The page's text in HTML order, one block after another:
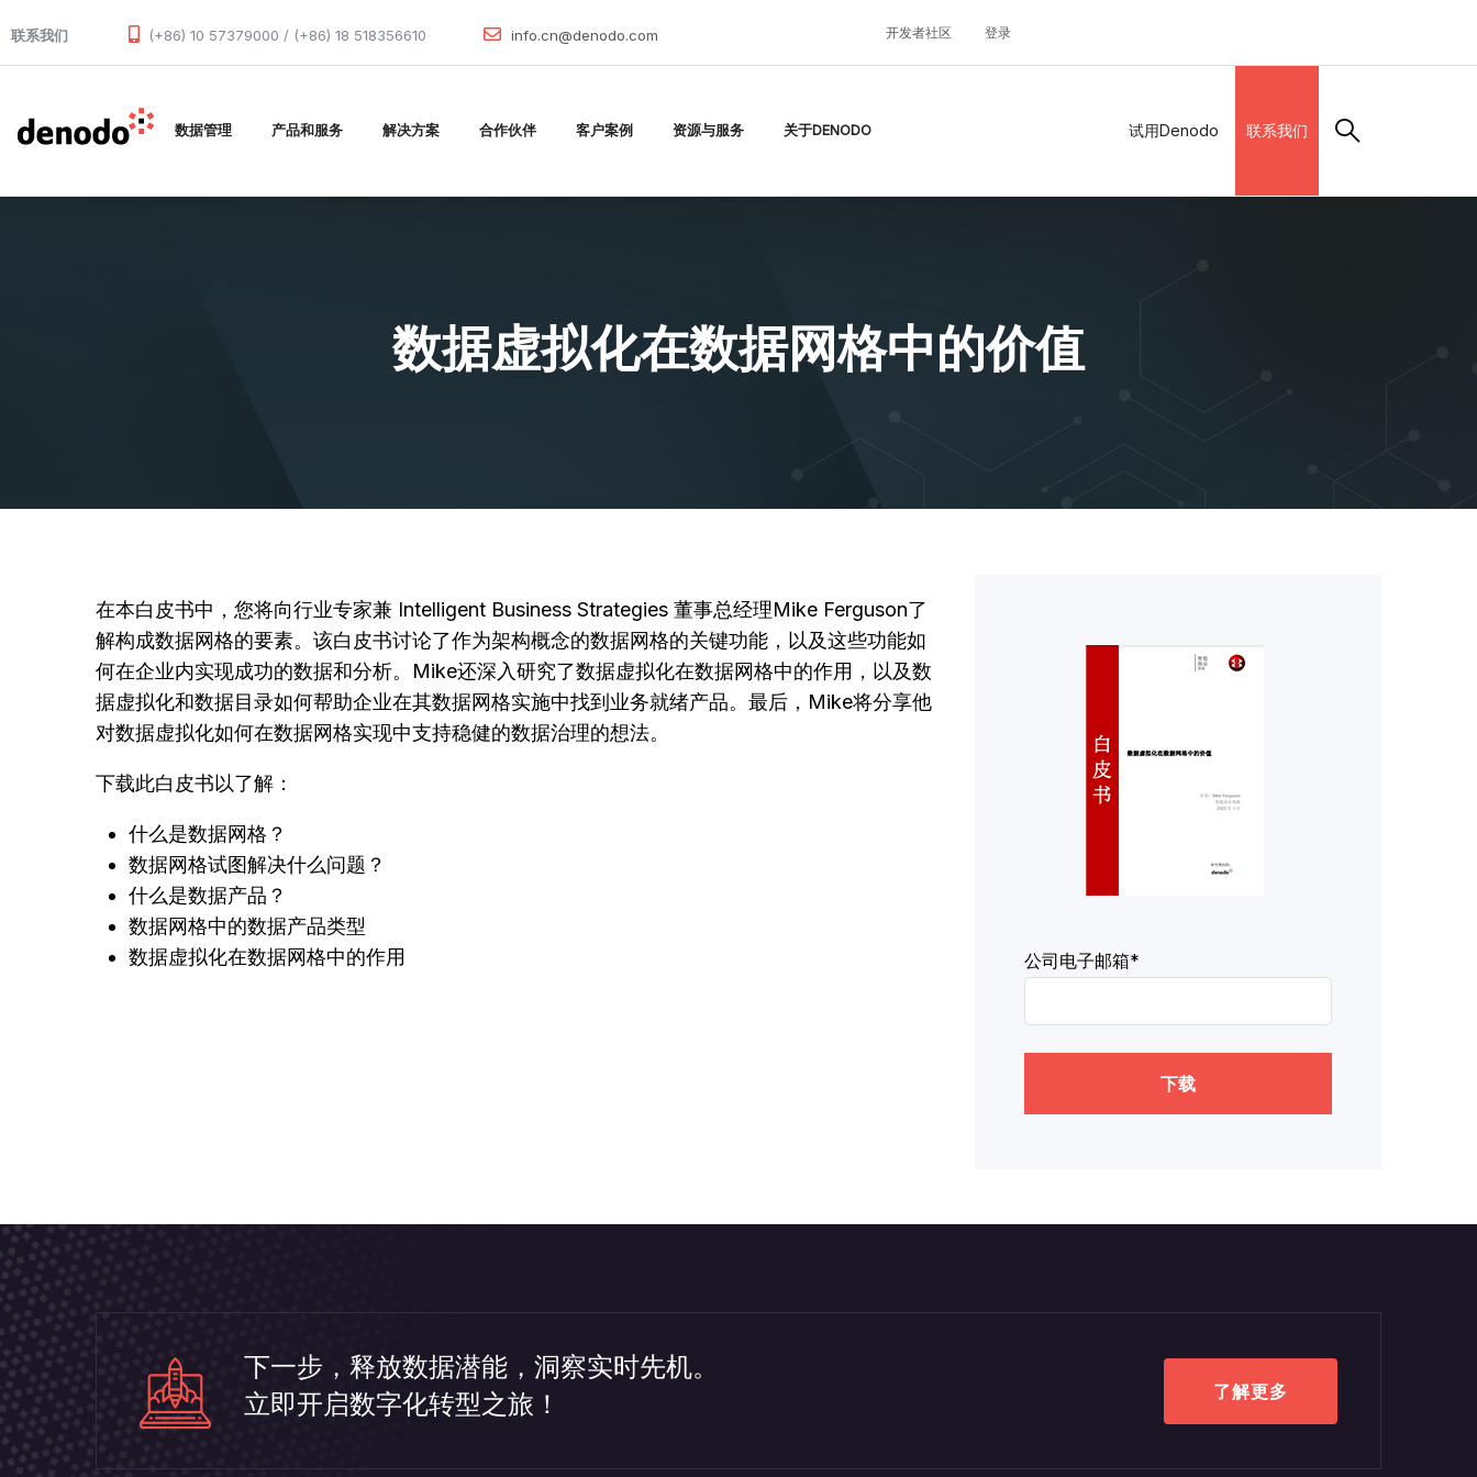
联系我们 (+86) 10 57379000 / (+86) 18 518356610 info.cn@denodo.com 开发者社区 登录
数据管理 产品和服务 解决方案 合作伙伴 客户案例 资源与服务 关于DENODO 试用Denodo 联系我们
数据虚拟化在数据网格中的价值
在本白皮书中，您将向行业专家兼 Intelligent Business Strategies 董事总经理Mike Ferguson了
解构成数据网格的要素。该白皮书讨论了作为架构概念的数据网格的关键功能，以及这些功能如
何在企业内实现成功的数据和分析。Mike还深入研究了数据虚拟化在数据网格中的作用，以及数
据虚拟化和数据目录如何帮助企业在其数据网格实施中找到业务就绪产品。最后，Mike将分享他
对数据虚拟化如何在数据网格实现中支持稳健的数据治理的想法。
下载此白皮书以了解：
什么是数据网格？
数据网格试图解决什么问题？
什么是数据产品？
数据网格中的数据产品类型
数据虚拟化在数据网格中的作用
公司电子邮箱*
下载
下一步，释放数据潜能，洞察实时先机。
立即开启数字化转型之旅！
了解更多